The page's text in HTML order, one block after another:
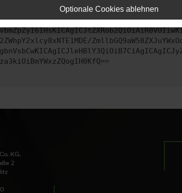
KG.
2
Optionale Cookies ablehnen